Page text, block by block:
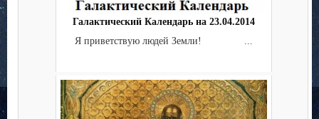
Галактический Календарь на 23.04.2014
Я приветствую людей Земли! ...